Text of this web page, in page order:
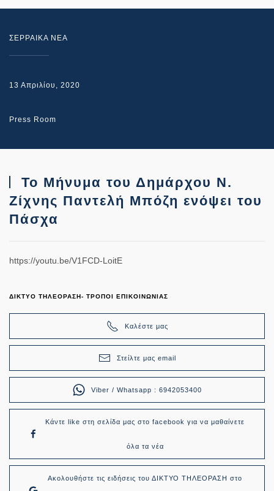
ΣΕΡΡΑΙΚΑ ΝΕΑ
13 Απριλίου, 2020
Press Room
Το Μήνυμα του Δημάρχου Ν.
Ζίχνης Παντελή Μπόζη ενόψει του
Πάσχα
https://youtu.be/V1FCD-LoitE
ΔΙΚΤΥΟ ΤΗΛΕΟΡΑΣΗ- ΤΡΟΠΟΙ ΕΠΙΚΟΙΝΩΝΙΑΣ
Καλέστε μας
Στείλτε μας email
Viber / Whatsapp : 6942053400
Κάντε like στη σελίδα μας στο facebook για να μαθαίνετε
όλα τα νέα
Ακολουθήστε τις ειδήσεις του ΔΙΚΤΥΟ ΤΗΛΕΟΡΑΣΗ στο